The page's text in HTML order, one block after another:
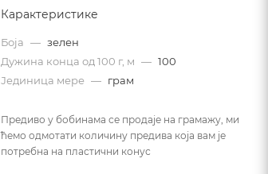
Карактеристике
Боја — зелен
Дужина конца од 100 г, м — 100
Јединица мере — грам
Предиво у бобинама се продаје на грамажу, ми
ћемо одмотати количину предива која вам је
потребна на пластични конус